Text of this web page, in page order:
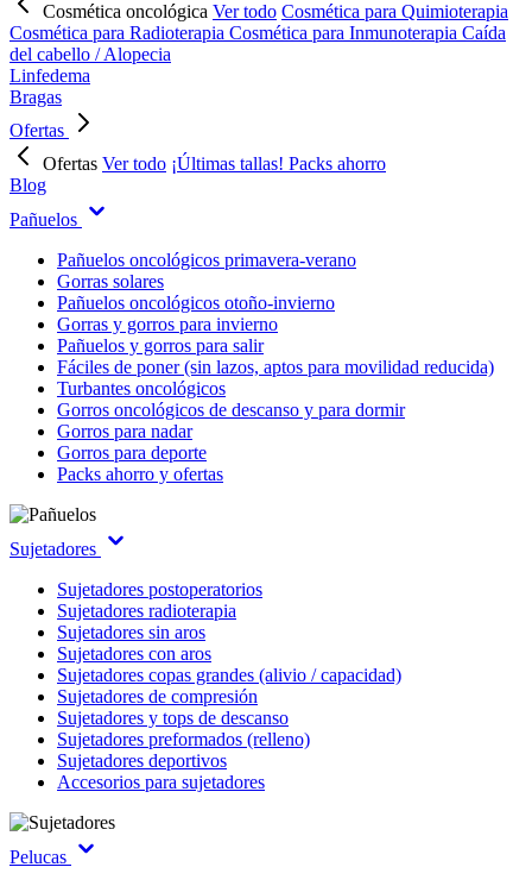
Cosmética oncológica Ver todo Cosmética para Quimioterapia
Cosmética para Radioterapia Cosmética para Inmunoterapia Caída
del cabello / Alopecia
Linfedema
Bragas
Ofertas
Ofertas Ver todo ¡Últimas tallas! Packs ahorro
Blog
Pañuelos
Pañuelos oncológicos primavera-verano
Gorras solares
Pañuelos oncológicos otoño-invierno
Gorras y gorros para invierno
Pañuelos y gorros para salir
Fáciles de poner (sin lazos, aptos para movilidad reducida)
Turbantes oncológicos
Gorros oncológicos de descanso y para dormir
Gorros para nadar
Gorros para deporte
Packs ahorro y ofertas
Sujetadores
Sujetadores postoperatorios
Sujetadores radioterapia
Sujetadores sin aros
Sujetadores con aros
Sujetadores copas grandes (alivio / capacidad)
Sujetadores de compresión
Sujetadores y tops de descanso
Sujetadores preformados (relleno)
Sujetadores deportivos
Accesorios para sujetadores
Pelucas